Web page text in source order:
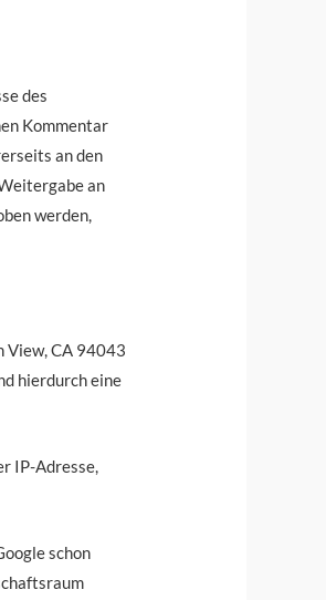
des
Kommentar
an den
an
werden,
View, CA 94043
hierdurch eine
IP-Adresse,
schon